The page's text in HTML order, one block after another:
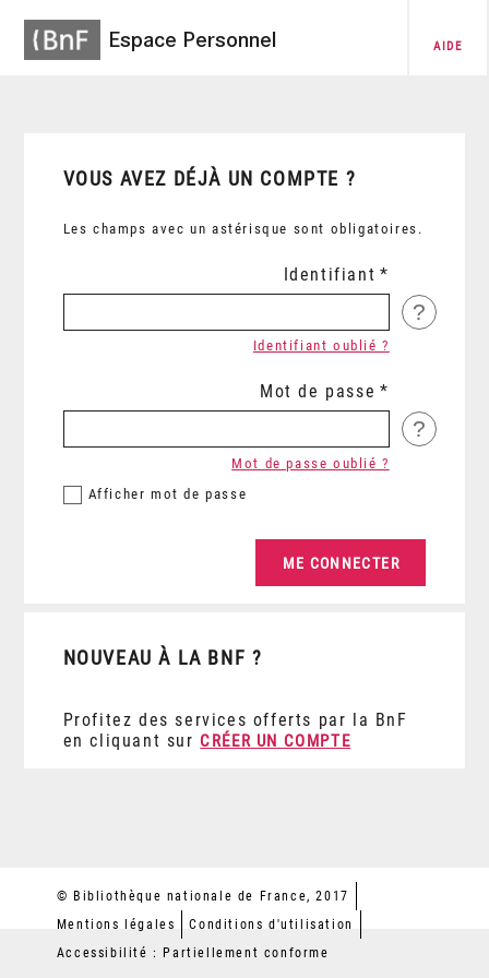
Espace Personnel AIDE
VOUS AVEZ DÉJÀ UN COMPTE ?
Les champs avec un astérisque sont obligatoires.
Identifiant
?
Identifiant oublié ?
Mot de passe
?
Afficher mot de passe
Mot de passe oublié ?
NOUVEAU À LA BNF ?
Profitez des services offerts par la BnF
en cliquant sur CRÉER UN COMPTE
© Bibliothèque nationale de France, 2017
Mentions légales
Conditions d'utilisation
Accessibilité : Partiellement conforme